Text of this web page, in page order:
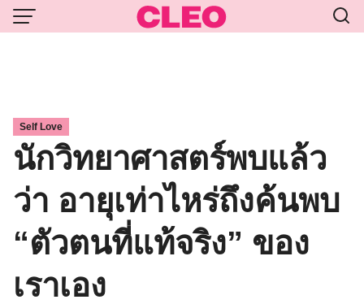
Skip
to
Self Love
นักวิทยาศาสตร์พบแล้ว
ว่า อายุเท่าไหร่ถึงค้นพบ
“ตัวตนที่แท้จริง” ของ
เราเอง